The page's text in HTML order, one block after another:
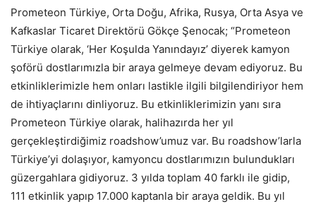
Prometeon Türkiye, Orta Doğu, Afrika, Rusya, Orta Asya ve
Kafkaslar Ticaret Direktörü Gökçe Şenocak; “Prometeon
Türkiye olarak, ‘Her Koşulda Yanındayız’ diyerek kamyon
şoförü dostlarımızla bir araya gelmeye devam ediyoruz. Bu
etkinliklerimizle hem onları lastikle ilgili bilgilendiriyor hem
de ihtiyaçlarını dinliyoruz. Bu etkinliklerimizin yanı sıra
Prometeon Türkiye olarak, halihazırda her yıl
gerçekleştirdiğimiz roadshow’umuz var. Bu roadshow’larla
Türkiye’yi dolaşıyor, kamyoncu dostlarımızın bulundukları
güzergahlara gidiyoruz. 3 yılda toplam 40 farklı ile gidip,
111 etkinlik yapıp 17.000 kaptanla bir araya geldik. Bu yıl